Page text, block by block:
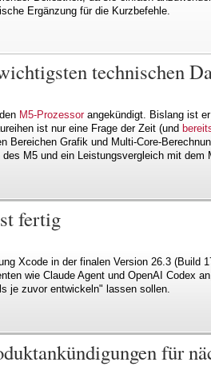
Ergänzung für die Kurzbefehle.
technischen
M5-Prozessorangekündigt. Bislang ist
ist nur eine Frage der Zeit (und
Bereichen Grafik und Multi-Core-
M5 und ein Leistungsvergleich mit dem
fertig
Xcode in der finalen Version 26.3 (Build
wie Claude Agent und OpenAI Codex
je zuvor entwickeln" lassen sollen.
für